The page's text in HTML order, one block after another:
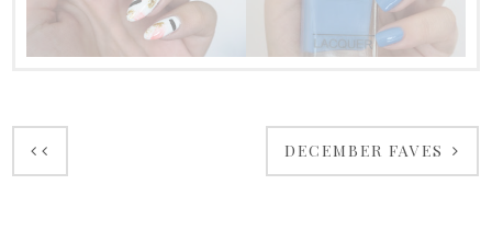
DECEMBER FAVES